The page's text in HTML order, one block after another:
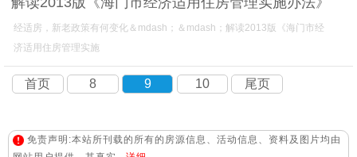
经适房，新老政策有何变化＆mdash；＆mdash；解读2013版《海门市经
济适用住房管理实施
首页 8 9 10 尾页
免责声明:本站所刊载的所有的房源信息、活动信息、资料及图片均由